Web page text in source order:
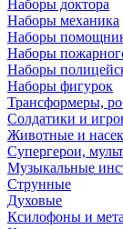
Наборы доктора
Наборы механика
Наборы
Наборы
Наборы
Наборы фигурок
Трансформеры,
Солдатики и
Животные и
Супергерои,
Музыкальные
Струнные
Духовые
Ксилофоны и